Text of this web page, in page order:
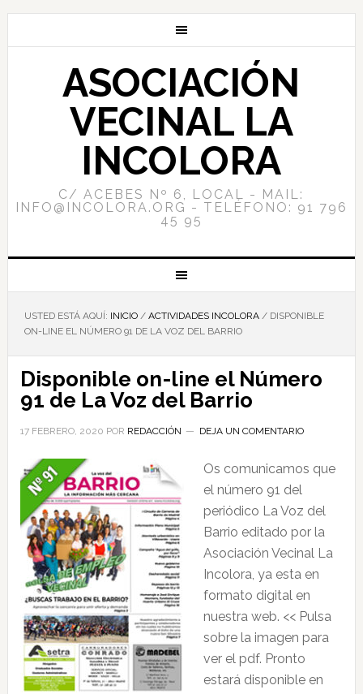
ASOCIACIÓN
VECINAL LA
INCOLORA
C/ ACEBES Nº 6, LOCAL - MAIL:
INFO@INCOLORA.ORG - TELÉFONO: 91 796
45 95
USTED ESTÁ AQUÍ: INICIO / ACTIVIDADES INCOLORA /DISPONIBLE
ON-LINE EL NÚMERO 91 DE LA VOZ DEL BARRIO
Disponible on-line el Número
91 de La Voz del Barrio
17 FEBRERO, 2020 POR REDACCIÓN DEJA UN COMENTARIO
Os comunicamos que
el número 91 del
periódico La Voz del
Barrio editado por la
Asociación Vecinal La
Incolora, ya esta en
formato digital en
nuestra web. << Pulsa
sobre la imagen para
ver el pdf. Pronto
estará disponible en